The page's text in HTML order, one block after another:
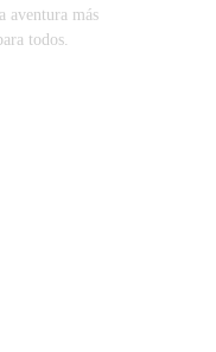
aventura más
todos.